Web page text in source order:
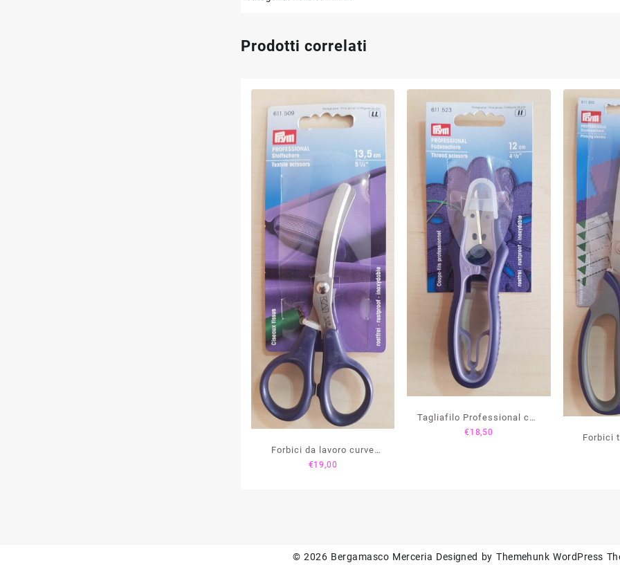
Prodotti correlati
Forbici da lavoro curve
Professional cm. 13,5 –
€19,00
Tagliafilo Professional cm.
12 – 611523
€ 18,50
Forbici
© 2026 Bergamasco Merceria Designed by Themehunk WordPress